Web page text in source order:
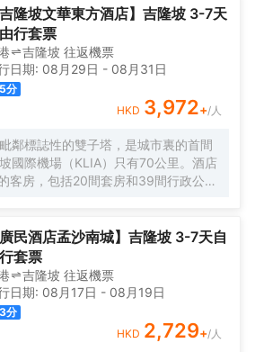
均可步行很短距離到達。</br>健身室
讓悠閒時光更加完美。酒店配備有會議
使用。多國語言工作人員的服務，將為您
吉隆坡文華東方酒店】吉隆坡 3-7天
行套票
吉隆坡 往返機票
日期: 08月29日 - 08月31日
分
HKD 3,972+/人
鄰標誌性的雙子塔，是城市裏的首間
國際機場（KLIA）只有70公里。酒店
客房，包括20間套房和39間行政公
房，客人可專享文華東方會行政貴賓
以在房內免費上網。酒店內的餐飲和
人可以在酒店的7間餐廳，酒吧和休息
活動。酒店設有豐富的會議和宴會設
位賓客的無柱式大宴會廳，鑽石宴
人。酒店的16個功能室都配備了可用
展覽，婚禮等活動的視聽設備。文華
廣民酒店孟沙南城】吉隆坡 3-7天自
套票
吉隆坡 往返機票
日期: 08月17日 - 08月19日
分
HKD 2,729+/人